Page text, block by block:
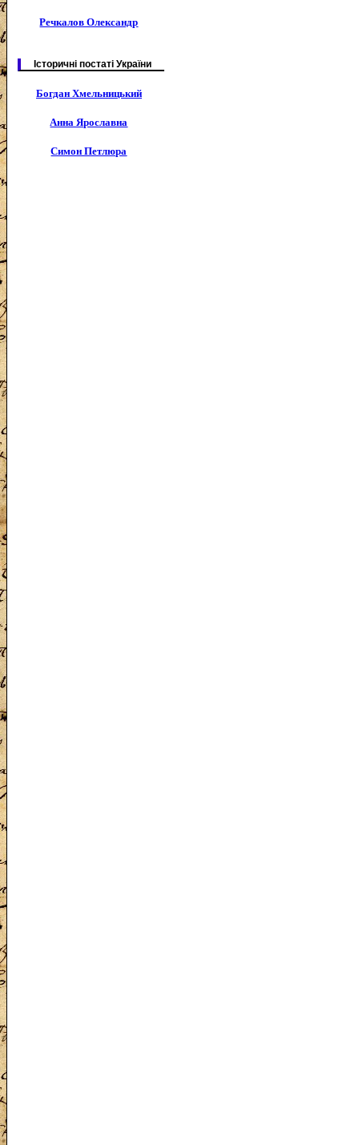
Речкалов Олександр
Історичні постаті України
Богдан Хмельницький
Анна Ярославна
Симон Петлюра